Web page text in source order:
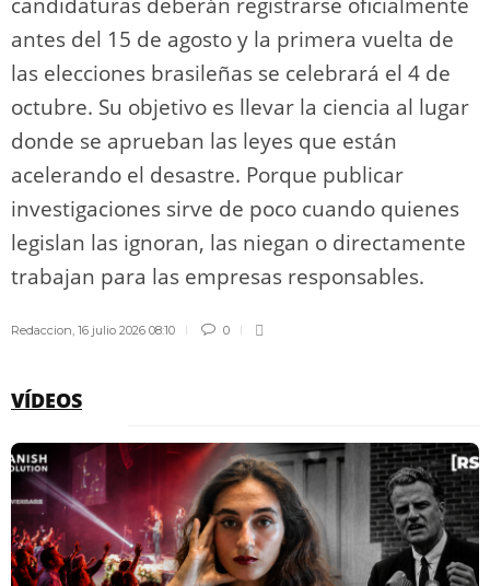
antes del 15 de agosto y la primera vuelta de
las elecciones brasileñas se celebrará el 4 de
octubre. Su objetivo es llevar la ciencia al lugar
donde se aprueban las leyes que están
acelerando el desastre. Porque publicar
investigaciones sirve de poco cuando quienes
legislan las ignoran, las niegan o directamente
trabajan para las empresas responsables.
Redaccion 16 julio 2026 08:10 0
VÍDEOS